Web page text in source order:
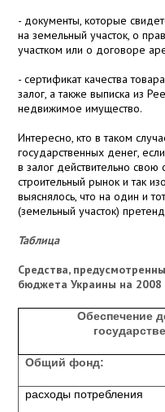
- документы, которые
на земельный участок, о
участком или о договоре
- сертификат качества
залог, а также выписка из
недвижимое имущество.
Интересно, кто в таком
государственных денег,
в залог действительно свою
строительный рынок и так
выяснялось, что на один и
(земельный участок)
Таблица
Средства,
бюджета Украины на 2008
Обеспечение
Общий фонд:
расходы потребления